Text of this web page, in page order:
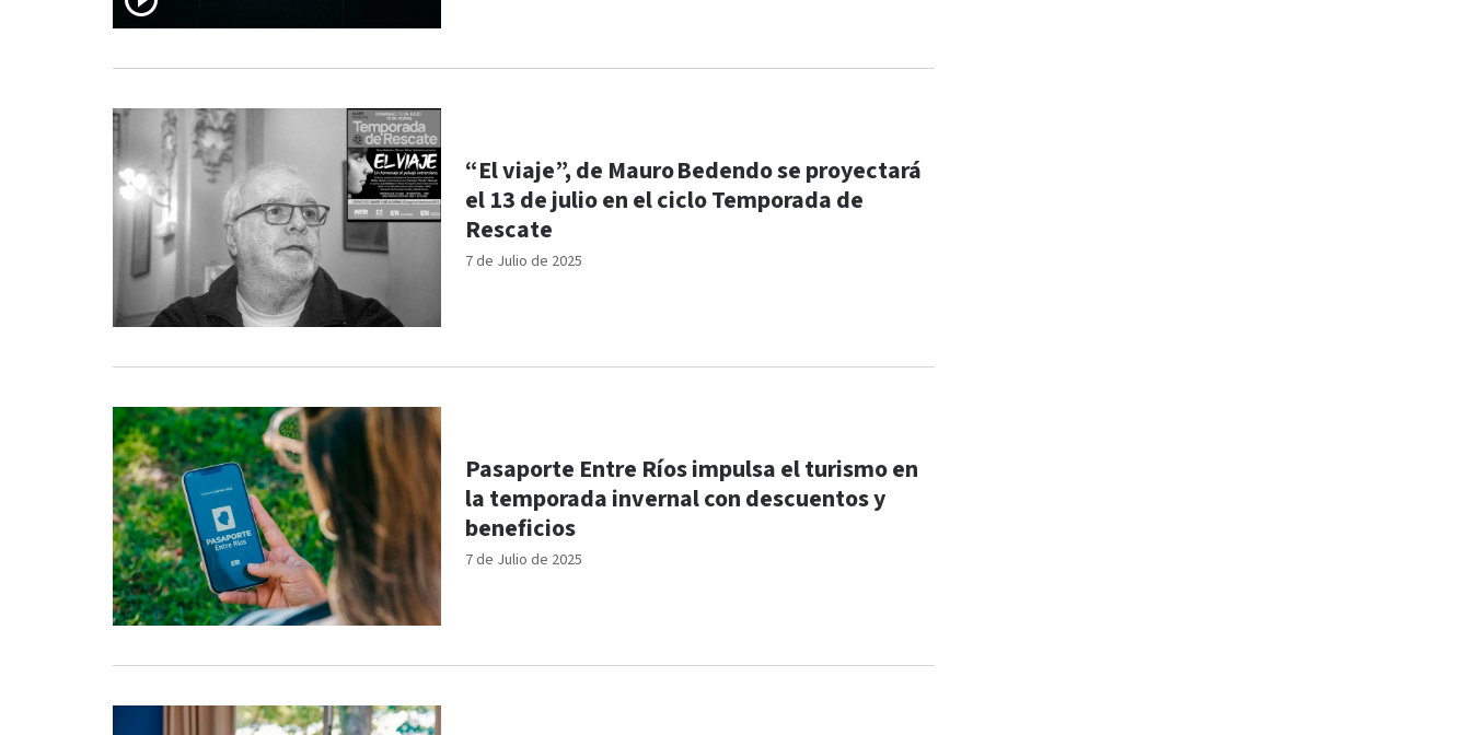
7 de Julio de 2025
“El viaje”, de Mauro Bedendo se proyectará
el 13 de julio en el ciclo Temporada de
Rescate
7 de Julio de 2025
Pasaporte Entre Ríos impulsa el turismo en
la temporada invernal con descuentos y
beneficios